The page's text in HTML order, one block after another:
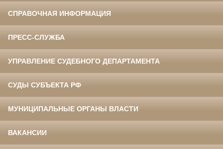
СПРАВОЧНАЯ ИНФОРМАЦИЯ
ПРЕСС-СЛУЖБА
УПРАВЛЕНИЕ СУДЕБНОГО ДЕПАРТАМЕНТА
СУДЫ СУБЪЕКТА РФ
МУНИЦИПАЛЬНЫЕ ОРГАНЫ ВЛАСТИ
ВАКАНСИИ